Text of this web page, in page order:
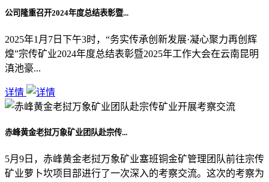
公司隆重召开2024年度总结表彰暨...
2025年1月7日下午3时，“务实传承创新发展·凝心聚力再创辉
煌”宗传矿业2024年度总结表彰暨2025年工作大会在云南昆明
滇池豪...
详情
赤峰黄金老挝万象矿业团队赴宗传...
5月9日，赤峰黄金老挝万象矿业塞班铜金矿管理团队前往宗传
矿业萝卜坎项目部进行了一次深入的考察交流。这次的考察为